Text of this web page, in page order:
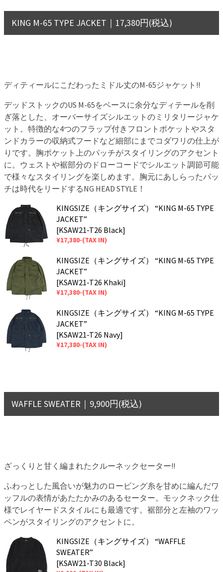
KING M-65 TYPE JACKET｜17,380円(税込)
ディティールにこだわったミドル丈のM-65ジャケット!!
デッドストックのUS M-65をベースに余分なディテールを削
ぎ落とした、オーバーサイズシルエットのミリタリージャケ
ット。特徴的な4つのフラップ付きフロントポケットやスタ
ンドカラーの収納式フードなど細部にまでコダワリの仕上が
りです。胸ポケット上のパッチがスタイリングのアクセント
に。ウェストや裾部分のドローコードでシルエット調節可能
で様々なスタイリングを楽しめます。胸元にあしらったパッ
チは時代をリードするNG HEAD STYLE！
KINGSIZE（キングサイズ） “KING M-65 TYPE
JACKET”
[KSAW21-T26 Black]
¥17,380-(TAX IN)
KINGSIZE（キングサイズ） “KING M-65 TYPE
JACKET”
[KSAW21-T26 Khaki]
¥17,380-(TAX IN)
KINGSIZE（キングサイズ） “KING M-65 TYPE
JACKET”
[KSAW21-T26 Navy]
¥17,380-(TAX IN)
WAFFLE SWEATER｜9,900円(税込)
ざっくりと甘く編まれたクルーネックセーター!!
ふわっとした風合いが魅力のロービング糸を甘めに編んだワ
ッフルの表情があたたかみのあるセーター。モックネック仕
様でレイヤードスタイルにも最適です。裾部分と左袖のワッ
ペンがスタイリングのアクセントに。
KINGSIZE（キングサイズ） “WAFFLE
SWEATER”
[KSAW21-T30 Black]